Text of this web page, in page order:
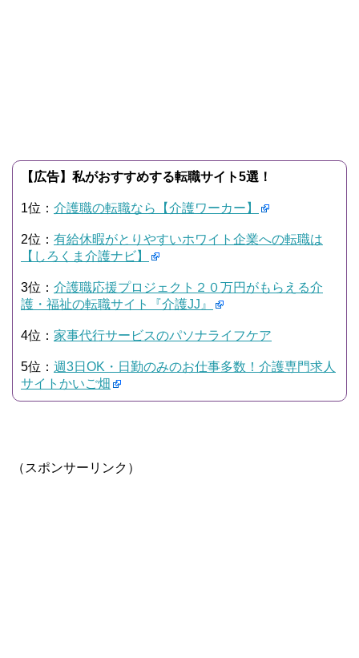
【広告】私がおすすめする転職サイト5選！
1位： 介護職の転職なら【介護ワーカー】
2位： 有給休暇がとりやすいホワイト企業への転職は
【しろくま介護ナビ】
3位： 介護職応援プロジェクト２０万円がもらえる介
護・福祉の転職サイト『介護JJ』
4位： 家事代行サービスのパソナライフケア
5位： 週3日OK・日勤のみのお仕事多数！介護専門求人
サイトかいご畑
（スポンサーリンク）